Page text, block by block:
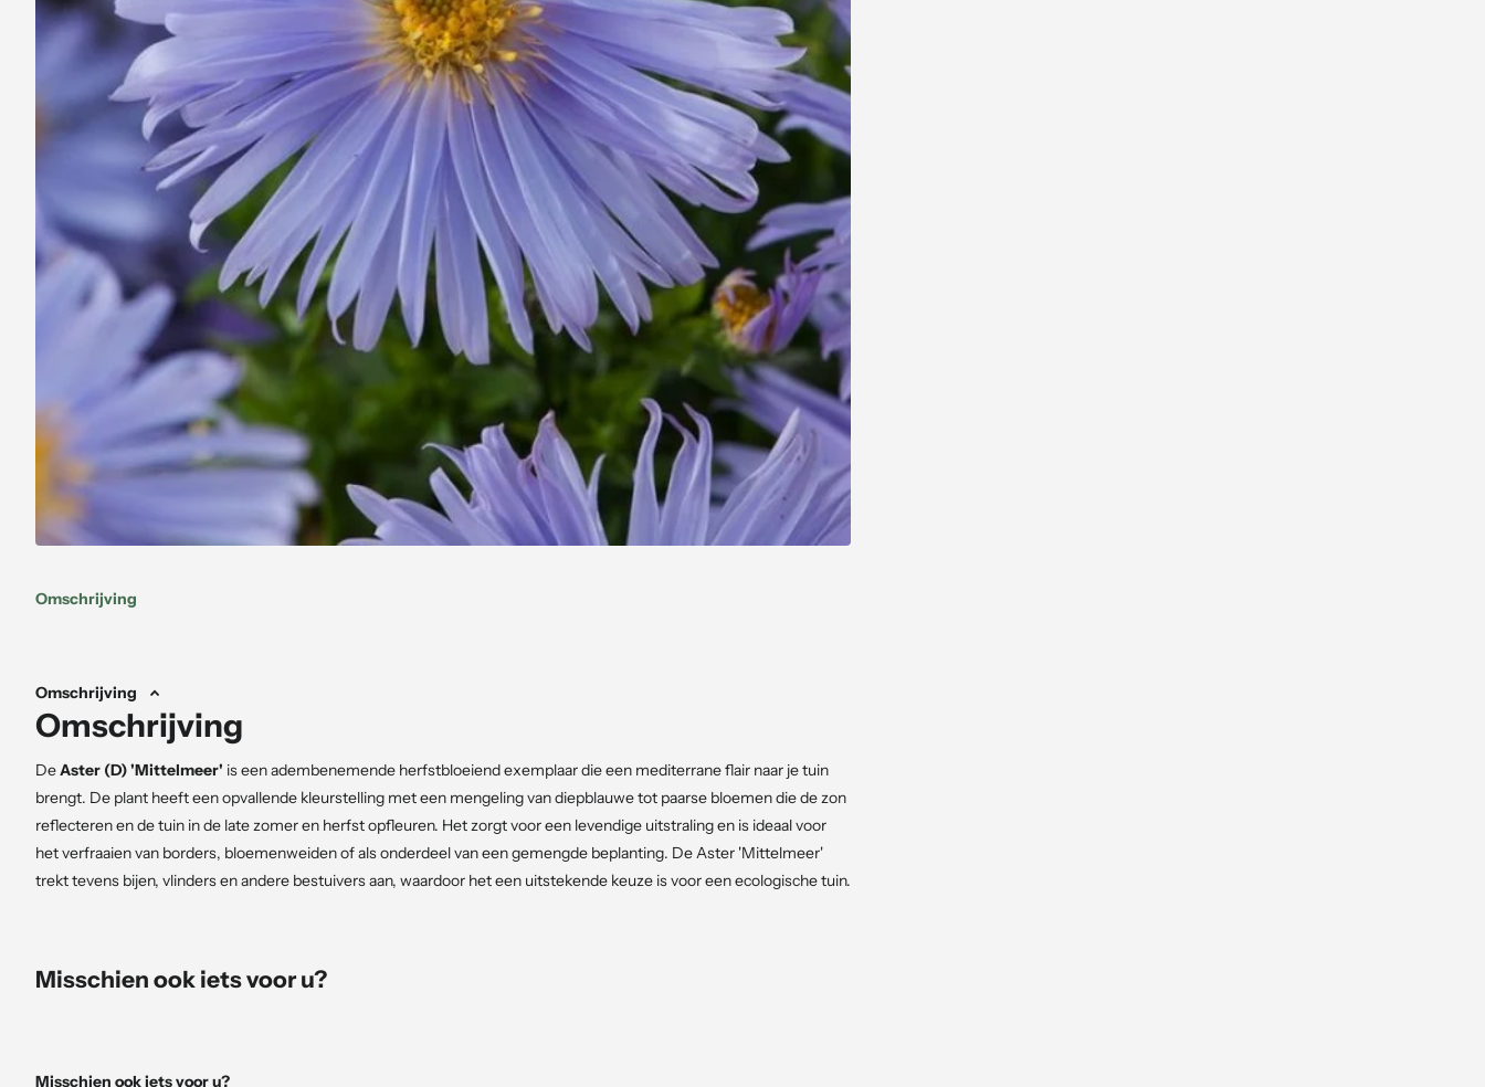
Omschrijving
Omschrijving
Omschrijving
DeAster (D) 'Mittelmeer' is een adembenemende herfstbloeiend exemplaar die een mediterrane flair naar je tuin
brengt. De plant heeft een opvallende kleurstelling met een mengeling van diepblauwe tot paarse bloemen die de zon
reflecteren en de tuin in de late zomer en herfst opfleuren. Het zorgt voor een levendige uitstraling en is ideaal voor
het verfraaien van borders, bloemenweiden of als onderdeel van een gemengde beplanting. De Aster 'Mittelmeer'
trekt tevens bijen, vlinders en andere bestuivers aan, waardoor het een uitstekende keuze is voor een ecologische tuin.
Bloeitijd: Augustus - oktober
Misschien ook iets voor u?
Misschien ook iets voor u?